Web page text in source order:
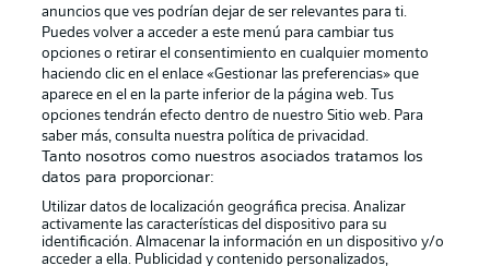
Official Partners
anuncios que ves podrían dejar de ser relevantes para ti.
Puedes volver a acceder a este menú para cambiar tus
opciones o retirar el consentimiento en cualquier momento
haciendo clic en el enlace «Gestionar las preferencias» que
aparece en el en la parte inferior de la página web. Tus
opciones tendrán efecto dentro de nuestro Sitio web. Para
saber más, consulta nuestra política de privacidad.
Tanto nosotros como nuestros asociados tratamos los
datos para proporcionar:
Utilizar datos de localización geográfica precisa. Analizar
activamente las características del dispositivo para su
identificación. Almacenar la información en un dispositivo y/o
acceder a ella. Publicidad y contenido personalizados,